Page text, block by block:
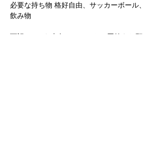
必要な持ち物 格好自由、サッカーボール、
飲み物
下記URLから出欠アンケートの回答をお願い